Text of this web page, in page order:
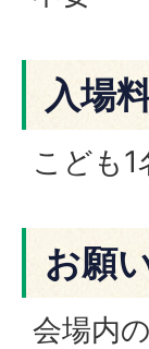
入場
こども
お願
会場内